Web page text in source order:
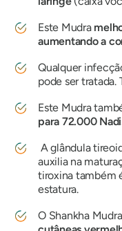
Este Mudra
aumentando a
Qualquer
pode ser tratada.
Este Mudra
para 72.000
A glândula
auxilia na
tiroxina também
estatura.
O Shankha Mudra